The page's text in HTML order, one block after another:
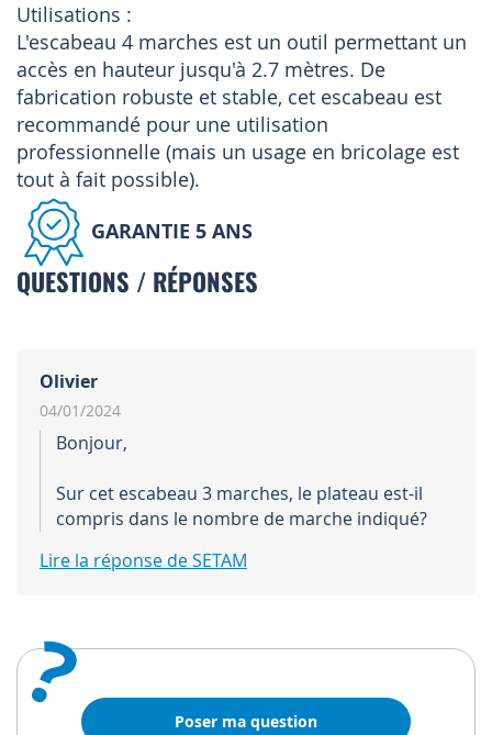
Utilisations :
L'escabeau 4 marches est un outil permettant un
accès en hauteur jusqu'à 2.7 mètres. De
fabrication robuste et stable, cet escabeau est
recommandé pour une utilisation
professionnelle (mais un usage en bricolage est
tout à fait possible).
GARANTIE 5 ANS
QUESTIONS / RÉPONSES
Olivier
04/01/2024
Bonjour,
Sur cet escabeau 3 marches, le plateau est-il
compris dans le nombre de marche indiqué?
Lire la réponse de SETAM
? Poser ma question